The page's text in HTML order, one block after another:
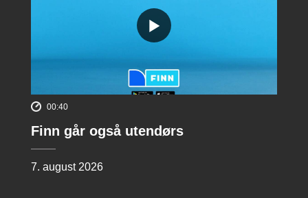
00:40
Finn går også utendørs
7. august 2026